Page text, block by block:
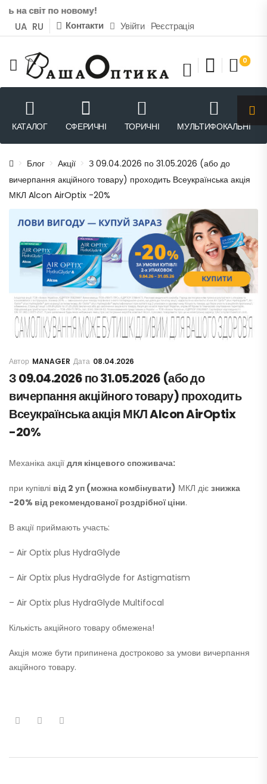
на світ по новому!
UA RU Контакти Увійти Реєстрація
0
КАТАЛОГ СФЕРИЧНІ ТОРИЧНІ МУЛЬТИФОКАЛЬНІ
> Блог > Акції > З 09.04.2026 по 31.05.2026 (або до
вичерпання акційного товару) проходить Всеукраїнська акція
МКЛ Alcon AirOptix -20%
MANAGER 08.04.2026
З 09.04.2026 по 31.05.2026 (або до
вичерпання акційного товару) проходить
Всеукраїнська акція МКЛ Alcon AirOptix
-20%
Механіка акції для кінцевого споживача:
при купівлі від 2 уп (можна комбінувати) МКЛ діє знижка
-20% від рекомендованої роздрібної ціни.
В акції приймають участь:
– Air Optix plus HydraGlyde
– Air Optix plus HydraGlyde for Astigmatism
– Air Optix plus HydraGlyde Multifocal
Кількість акційного товару обмежена!
Акція може бути припинена достроково за умови вичерпання
акційного товару.